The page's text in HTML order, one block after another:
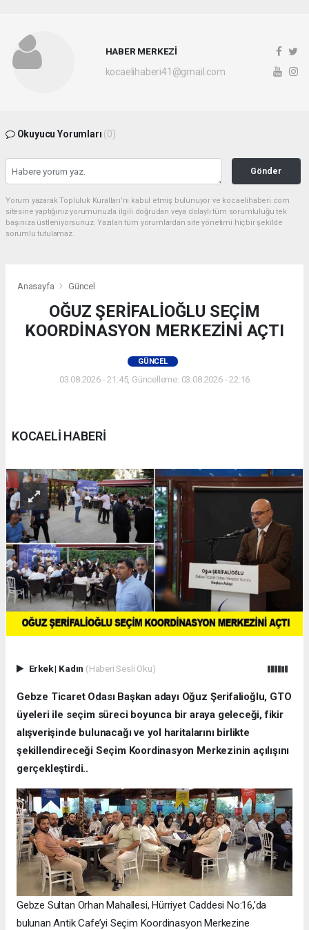
HABER MERKEZİ
kocaelihaberi41@gmail.com
Okuyucu Yorumları (0)
Gönder
Yorum yazarak Topluluk Kuralları’nı kabul etmiş bulunuyor ve kocaelihaberi.com
sitesine yaptığınız yorumunuzla ilgili doğrudan veya dolaylı tüm sorumluluğu tek
başınıza üstleniyorsunuz. Yazılan tüm yorumlardan site yönetimi hiçbir şekilde
sorumlu tutulamaz.
Anasayfa Güncel
OĞUZ ŞERİFALİOĞLU SEÇİM
KOORDİNASYON MERKEZİNİ AÇTI
GÜNCEL
03.08.2026 - 21:45, Güncelleme: 03.08.2026 - 22:16
KOCAELİ HABERİ
Erkek| Kadın (Haberi Sesli Oku)
Gebze Ticaret Odası Başkan adayı Oğuz Şerifalioğlu, GTO
üyeleri ile seçim süreci boyunca bir araya geleceği, fikir
alışverişinde bulunacağı ve yol haritalarını birlikte
şekillendireceği Seçim Koordinasyon Merkezinin açılışını
gerçekleştirdi..
Gebze Sultan Orhan Mahallesi, Hürriyet Caddesi No:16,’da
bulunan Antik Cafe’yi Seçim Koordinasyon Merkezine